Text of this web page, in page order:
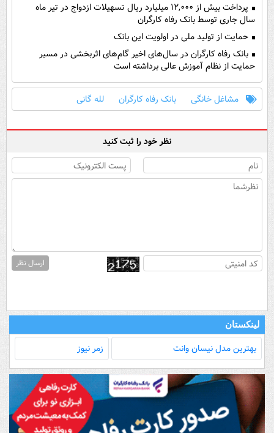
پرداخت بیش از ۱۲,۰۰۰ میلیارد ریال تسهیلات ازدواج در تیر ماه
سال جاری توسط بانک رفاه کارگران
حمایت از تولید ملی در اولویت این بانک
بانک رفاه کارگران در سال‌های اخیر گام‌های اثربخشی در مسیر
حمایت از نظام آموزش عالی برداشته است
مشاغل خانگی بانک رفاه کارگران لله گانی
نظر خود را ثبت کنید
ارسال نظر
لینکستان
بهترین مدل‌ نیسان وانت زمر نیوز